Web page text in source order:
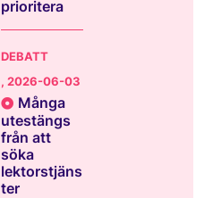
prioritera
DEBATT
, 2026-06-03
Många
utestängs
från att
söka
lektorstjäns
ter